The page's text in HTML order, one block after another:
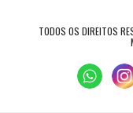
TODOS OS DIREITOS